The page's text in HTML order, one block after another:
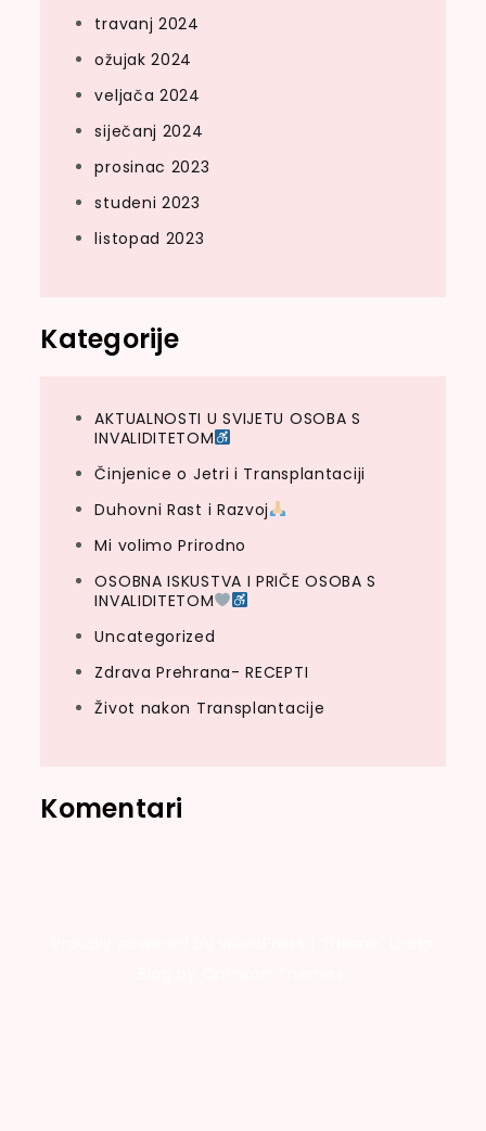
travanj 2024
ožujak 2024
veljača 2024
siječanj 2024
prosinac 2023
studeni 2023
listopad 2023
Kategorije
AKTUALNOSTI U SVIJETU OSOBA S
INVALIDITETOM
Činjenice o Jetri i Transplantaciji
Duhovni Rast i Razvoj
Mi volimo Prirodno
OSOBNA ISKUSTVA I PRIČE OSOBA S
INVALIDITETOM
Uncategorized
Zdrava Prehrana- RECEPTI
Život nakon Transplantacije
Komentari